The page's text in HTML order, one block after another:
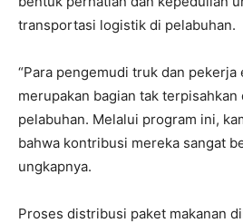
transportasi logistik di pelabuhan.
“Para pengemudi truk dan
merupakan bagian tak
pelabuhan. Melalui program ini,
bahwa kontribusi mereka sangat
ungkapnya.
Proses distribusi paket makanan